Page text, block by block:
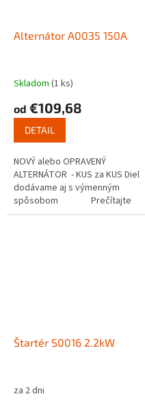
Alternátor A0035 150A
Skladom (1 ks)
od €109,68
DETAIL
NOVÝ alebo OPRAVENÝ
ALTERNÁTOR - KUS za KUS Diel
dodávame aj s výmenným
spôsobom Prečítajte
si ako...
Štartér S0016 2.2kW
za 2 dni